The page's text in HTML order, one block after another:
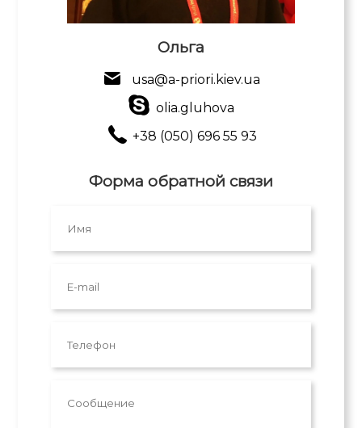
Ольга
usa@a-priori.kiev.ua
olia.gluhova
+38 (050) 696 55 93
Форма обратной связи